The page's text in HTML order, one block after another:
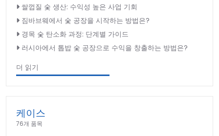
쌀껍질 숯 생산: 수익성 높은 사업 기회
짐바브웨에서 숯 공장을 시작하는 방법은?
경목 숯 탄소화 과정: 단계별 가이드
러시아에서 톱밥 숯 공장으로 수익을 창출하는 방법은?
더 읽기
케이스
76개 품목